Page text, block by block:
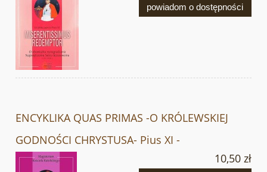
powiadom o dostępności
ENCYKLIKA QUAS PRIMAS -O KRÓLEWSKIEJ
GODNOŚCI CHRYSTUSA- Pius XI -
10,50 zł